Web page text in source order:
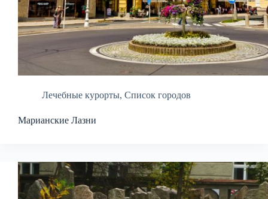
Лечебные курорты, Список городов
Марианские Лазни